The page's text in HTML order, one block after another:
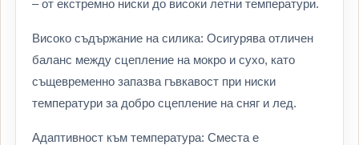
– от екстремно ниски до високи летни температури.
Високо съдържание на силика: Осигурява отличен
баланс между сцепление на мокро и сухо, като
същевременно запазва гъвкавост при ниски
температури за добро сцепление на сняг и лед.
Адаптивност към температура: Сместа е